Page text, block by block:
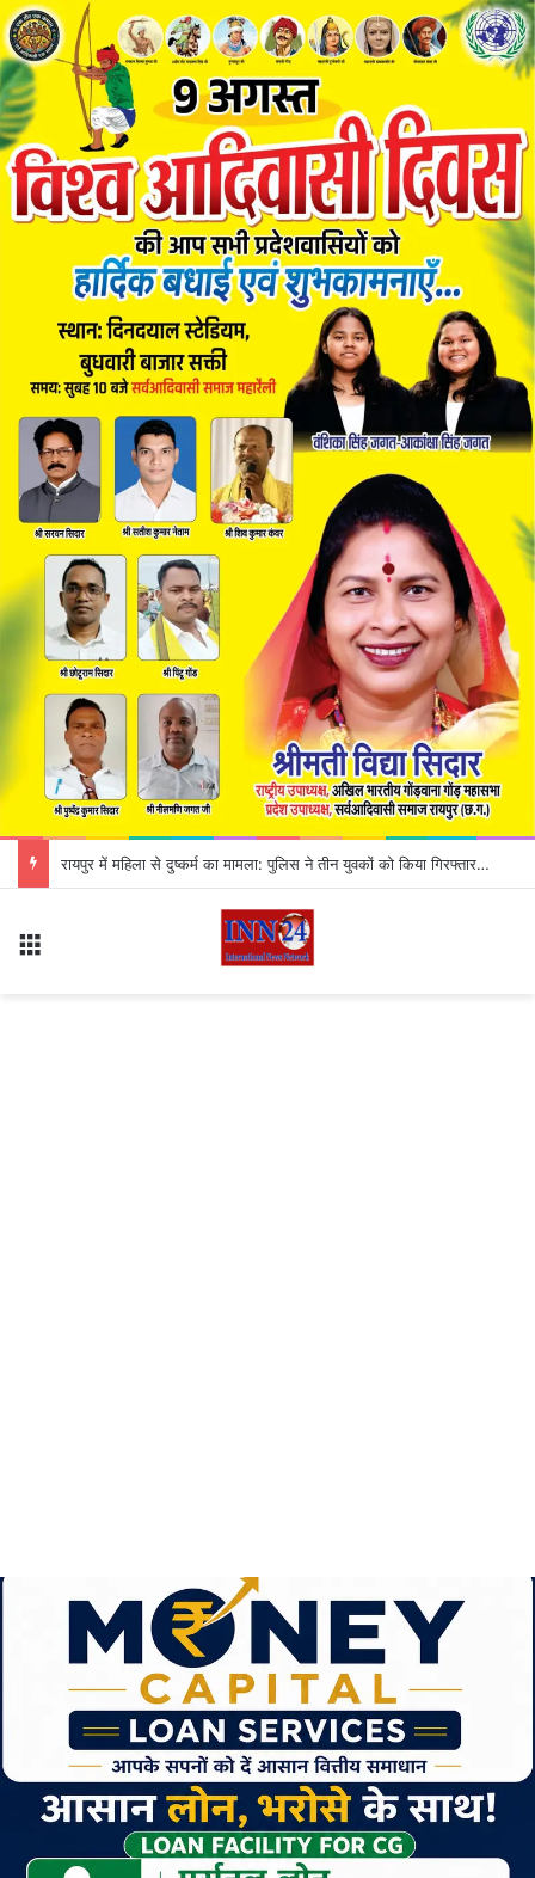
CG Road Accident: रॉयल बस और ट्रक में भीषण टक्कर, हादसे में 12 यात्री गंभीर रूप से घायल